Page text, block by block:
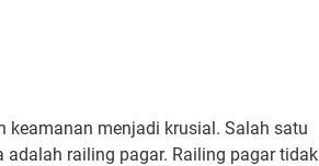
keamanan menjadi krusial. Salah satu
railing pagar. Railing pagar tidak